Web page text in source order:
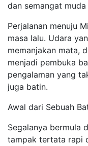
dan semangat
Perjalanan menuju
masa lalu. Udara
memanjakan mata,
menjadi pembuka
pengalaman yang
juga batin.
Awal dari Sebuah
Segalanya bermula
tampak tertata rapi